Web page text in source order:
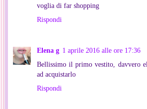
voglia di far shopping
Rispondi
Elena g 1 aprile 2016 alle ore 17:36
Bellissimo il primo vestito, davvero
ad acquistarlo
Rispondi